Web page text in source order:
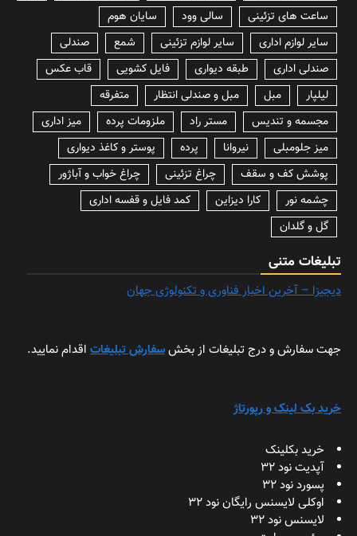
ساعت های تزئینی
سالی وود
سایان هوم
سایر لوازم اداری
سایر لوازم تزئینی شمع
صندلی
صندلی اداری
طبقه دیواری فایل کشویی
قاب عکس
لیلپار
مبل مبل و صندلی انتظار
متفرقه
مجسمه و تندیس
مستر راد ملزومات پرده
میز اداری
میز جلومبلی
نیروانا پرده
پوستر و کاغذ دیواری
پوشش کف و سقف
چراغ تزئینی
چراغ خواب و آباژور
چشمه نور
کارا دیزاین
کمد فایل و قفسه اداری
گل و گلدان
تبلیغات متنی
دیجیزا – آخرین اخبار فناوری و تکنولوژی جهان
جهت سفارش و درج تبلیغات از بخشسفارش تبلیغات اقدام نمایید.
خرید بک لینک و رپورتاژ
خرید بکلینک
آپدیت نود 32
پسورد نود 32
اوکلی لایسنس رایگان نود 32
لایسنس نود 32